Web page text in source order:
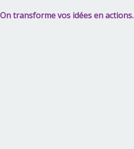
On transforme vos idées en actions.